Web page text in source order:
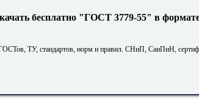
бесплатно "ГОСТ 3779-55" в
ТУ, стандартов, норм и правил. СНиП, СанПиН,